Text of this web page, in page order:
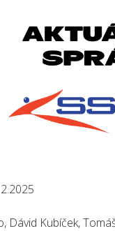
Dávid Kubíček,